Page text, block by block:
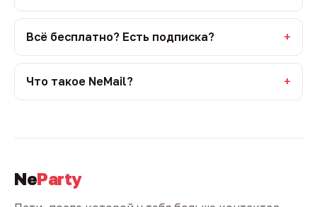
Всё бесплатно? Есть подписка?
Что такое NeMail?
NeParty